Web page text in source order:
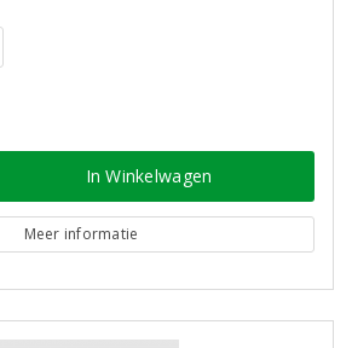
In Winkelwagen
Meer informatie